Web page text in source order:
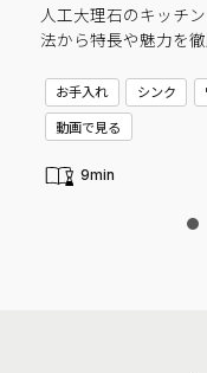
人工大理石のキッチ
法から特長や魅力を徹
お手入れ シンク
動画で見る
9min